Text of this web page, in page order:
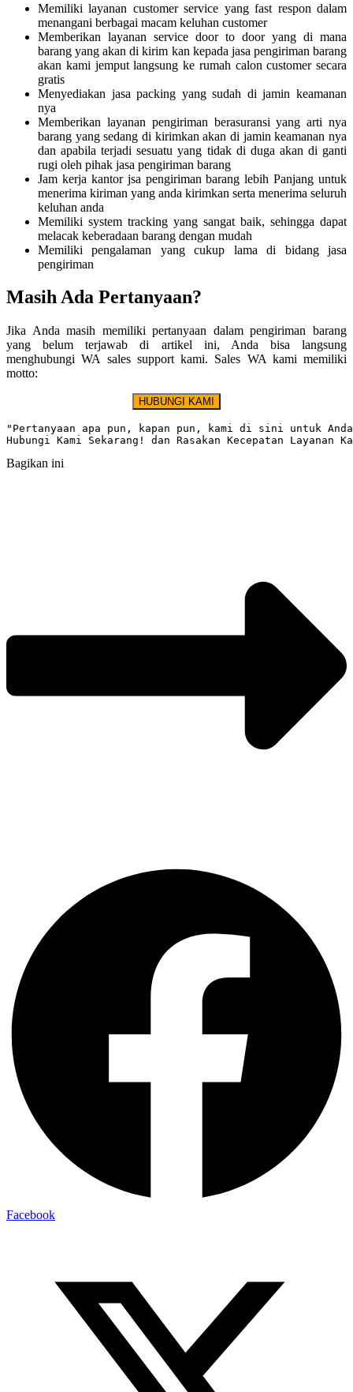
Memiliki layanan customer service yang fast respon dalam
menangani berbagai macam keluhan customer
Memberikan layanan service door to door yang di mana
barang yang akan di kirim kan kepada jasa pengiriman barang
akan kami jemput langsung ke rumah calon customer secara
gratis
Menyediakan jasa packing yang sudah di jamin keamanan
nya
Memberikan layanan pengiriman berasuransi yang arti nya
barang yang sedang di kirimkan akan di jamin keamanan nya
dan apabila terjadi sesuatu yang tidak di duga akan di ganti
rugi oleh pihak jasa pengiriman barang
Jam kerja kantor jsa pengiriman barang lebih Panjang untuk
menerima kiriman yang anda kirimkan serta menerima seluruh
keluhan anda
Memiliki system tracking yang sangat baik, sehingga dapat
melacak keberadaan barang dengan mudah
Memiliki pengalaman yang cukup lama di bidang jasa
pengiriman
Masih Ada Pertanyaan?
Jika Anda masih memiliki pertanyaan dalam pengiriman barang
yang belum terjawab di artikel ini, Anda bisa langsung
menghubungi WA sales support kami. Sales WA kami memiliki
motto:
HUBUNGI KAMI
"Pertanyaan apa pun, kapan pun, kami di sini untuk
Hubungi Kami Sekarang! dan Rasakan Kecepatan Layanan
Bagikan ini
Facebook